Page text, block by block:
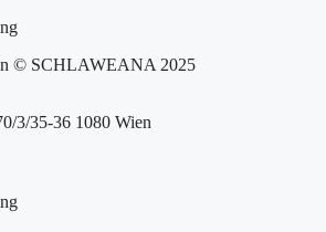
© SCHLAWEANA 2025
3/35-36 1080 Wien